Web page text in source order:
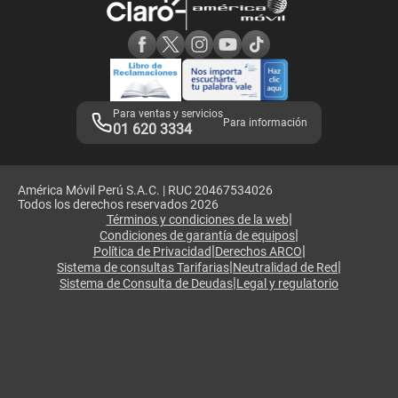
Adquirientes iPhone 6, 6S y SE
Mensaje de Seguridad
Términos y Condiciones de Tienda Claro
Libro de Reclamaciones
Legales de marketplace
Para ventas y servicios
01 620 3334 Para información
América Móvil Perú S.A.C. | RUC 20467534026
Todos los derechos reservados 2026
Términos y condiciones de la web|
Condiciones de garantía de equipos|
Política de Privacidad|Derechos ARCO|
Sistema de consultas Tarifarias|Neutralidad de Red|
Sistema de Consulta de Deudas|Legal y regulatorio